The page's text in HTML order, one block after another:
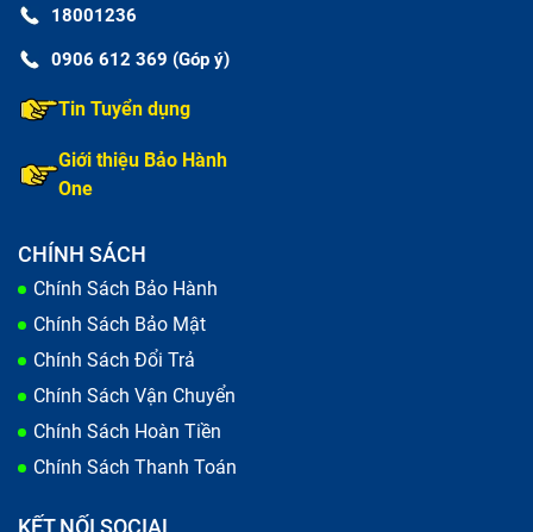
18001236
0906 612 369 (Góp ý)
Tin Tuyển dụng
Giới thiệu Bảo Hành
One
CHÍNH SÁCH
Chính Sách Bảo Hành
Chính Sách Bảo Mật
Chính Sách Đổi Trả
Chính Sách Vận Chuyển
Chính Sách Hoàn Tiền
Chính Sách Thanh Toán
KẾT NỐI SOCIAL